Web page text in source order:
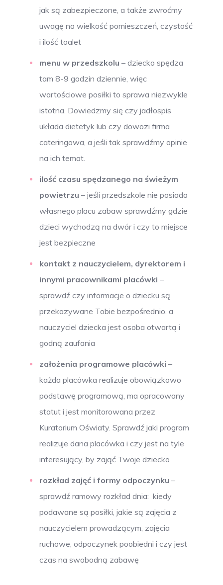
jak są zabezpieczone, a także zwroćmy
uwagę na wielkość pomieszczeń, czystość
i ilość toalet
menu w przedszkolu – dziecko spędza
tam 8-9 godzin dziennie, więc
wartościowe posiłki to sprawa niezwykle
istotna. Dowiedzmy się czy jadłospis
układa dietetyk lub czy dowozi firma
cateringowa, a jeśli tak sprawdźmy opinie
na ich temat.
ilość czasu spędzanego na świeżym
powietrzu – jeśli przedszkole nie posiada
własnego placu zabaw sprawdźmy gdzie
dzieci wychodzą na dwór i czy to miejsce
jest bezpieczne
kontakt z nauczycielem, dyrektorem i
innymi pracownikami placówki –
sprawdź czy informacje o dziecku są
przekazywane Tobie bezpośrednio, a
nauczyciel dziecka jest osoba otwartą i
godną zaufania
założenia programowe placówki –
każda placówka realizuje obowiązkowo
podstawę programową, ma opracowany
statut i jest monitorowana przez
Kuratorium Oświaty. Sprawdź jaki program
realizuje dana placówka i czy jest na tyle
interesujący, by zająć Twoje dziecko
rozkład zajęć i formy odpoczynku –
sprawdź ramowy rozkład dnia: kiedy
podawane są posiłki, jakie są zajęcia z
nauczycielem prowadzącym, zajęcia
ruchowe, odpoczynek poobiedni i czy jest
czas na swobodną zabawę